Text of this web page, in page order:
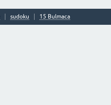
sudoku 15 Bulmaca